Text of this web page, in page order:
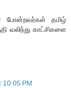
போன்றவர்கள் தமிழ்
வலிந்து காட்சிகளை
10:05 PM